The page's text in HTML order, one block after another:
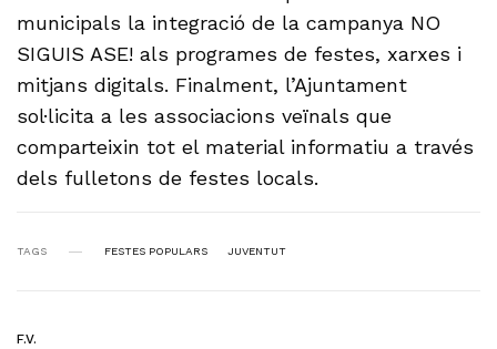
municipals la integració de la campanya NO
SIGUIS ASE! als programes de festes, xarxes i
mitjans digitals. Finalment, l’Ajuntament
sol·licita a les associacions veïnals que
comparteixin tot el material informatiu a través
dels fulletons de festes locals.
TAGS FESTES POPULARS JUVENTUT
F.V.